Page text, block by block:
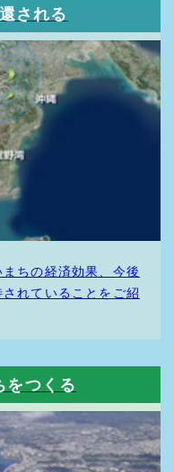
パネル展」ページを公
中のまちづくり」イメ
学デー」への出展」ペ
イツ」ページを公開し
ーストラリア」ページ
来予想図体験イベント
」ページを公開しまし
開しました。
される
ちの経済効果、今後
れていることをご紹
をつくる